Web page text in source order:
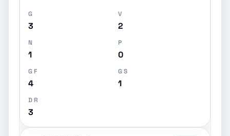
G
3
V
2
N
1
P
0
GF
4
GS
1
DR
3